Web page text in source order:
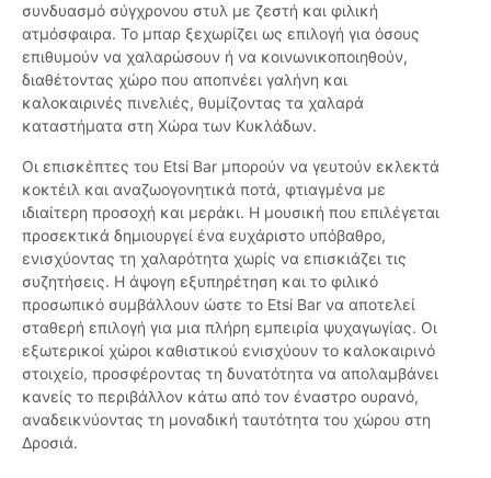
συνδυασμό σύγχρονου στυλ με ζεστή και φιλική
ατμόσφαιρα. Το μπαρ ξεχωρίζει ως επιλογή για όσους
επιθυμούν να χαλαρώσουν ή να κοινωνικοποιηθούν,
διαθέτοντας χώρο που αποπνέει γαλήνη και
καλοκαιρινές πινελιές, θυμίζοντας τα χαλαρά
καταστήματα στη Χώρα των Κυκλάδων.
Οι επισκέπτες του Etsi Bar μπορούν να γευτούν εκλεκτά
κοκτέιλ και αναζωογονητικά ποτά, φτιαγμένα με
ιδιαίτερη προσοχή και μεράκι. Η μουσική που επιλέγεται
προσεκτικά δημιουργεί ένα ευχάριστο υπόβαθρο,
ενισχύοντας τη χαλαρότητα χωρίς να επισκιάζει τις
συζητήσεις. Η άψογη εξυπηρέτηση και το φιλικό
προσωπικό συμβάλλουν ώστε το Etsi Bar να αποτελεί
σταθερή επιλογή για μια πλήρη εμπειρία ψυχαγωγίας. Οι
εξωτερικοί χώροι καθιστικού ενισχύουν το καλοκαιρινό
στοιχείο, προσφέροντας τη δυνατότητα να απολαμβάνει
κανείς το περιβάλλον κάτω από τον έναστρο ουρανό,
αναδεικνύοντας τη μοναδική ταυτότητα του χώρου στη
Δροσιά.